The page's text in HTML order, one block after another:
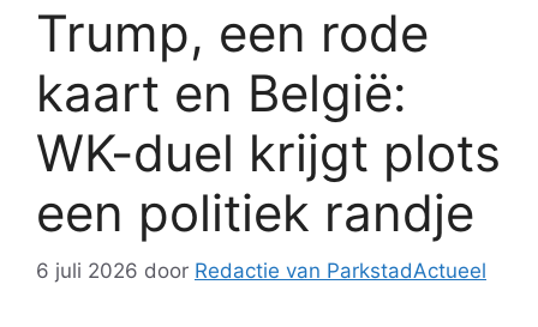
Trump, een rode
kaart en België:
WK-duel krijgt plots
een politiek randje
6 juli 2026 door Redactie van ParkstadActueel